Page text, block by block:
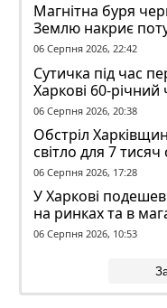
Магнітна буря
Землю накриє
06 Серпня 2026, 22:42
Сутичка під час
Харкові 60-
конфлікті з ТЦК
06 Серпня 2026, 20:38
Обстріл
світло для 7
06 Серпня 2026, 17:28
У Харкові
на ринках та в
06 Серпня 2026, 10:53